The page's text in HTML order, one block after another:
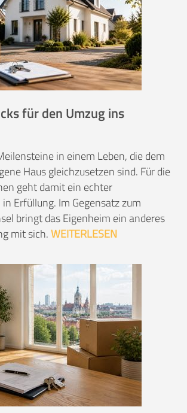
für den Umzug ins
in einem Leben, die dem
Haus gleichzusetzen sind. Für die
geht damit ein echter
Erfüllung. Im Gegensatz zum
bringt das Eigenheim ein anderes
mit sich.WEITERLESEN